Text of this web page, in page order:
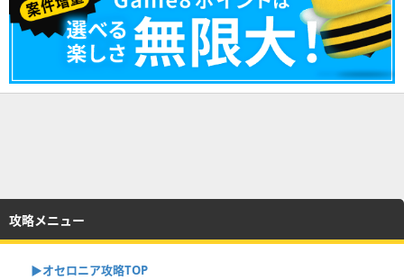
攻略メニュー
▶︎オセロニア攻略TOP